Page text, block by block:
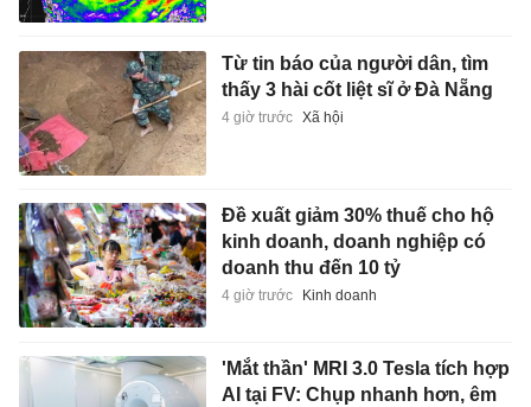
Từ tin báo của người dân, tìm
thấy 3 hài cốt liệt sĩ ở Đà Nẵng
4 giờ trước Xã hội
Đề xuất giảm 30% thuế cho hộ
kinh doanh, doanh nghiệp có
doanh thu đến 10 tỷ
4 giờ trước Kinh doanh
'Mắt thần' MRI 3.0 Tesla tích hợp
AI tại FV: Chụp nhanh hơn, êm